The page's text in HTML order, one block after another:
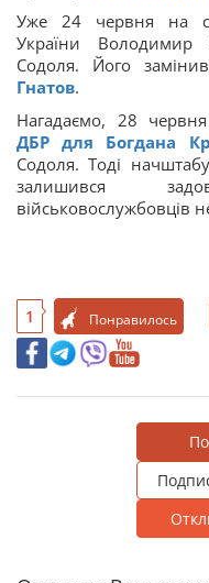
Уже 24 червня на
України Володимир
Содоля. Його
Гнатов.
Нагадаємо, 28
ДБР для Богдана
Содоля. Тоді
залишився
військовослужбовців
1 Понравилось